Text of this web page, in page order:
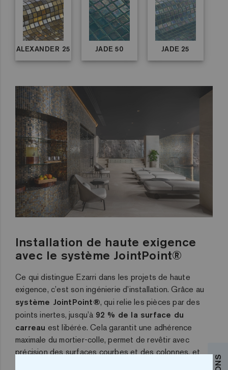
ALEXANDER 25 JADE 50 JADE 25
Installation de haute exigence
avec le système JointPoint®
Ce qui distingue Ezarri dans les projets de haute
exigence, c’est son ingénierie d’installation. Grâce au
système JointPoint®, qui relie les pièces par des
points inertes, jusqu’à 92 % de la surface du
carreau est libérée. Cela garantit une adhérence
maximale du mortier-colle, permet de revêtir avec
précision des surfaces courbes et des colonnes, et